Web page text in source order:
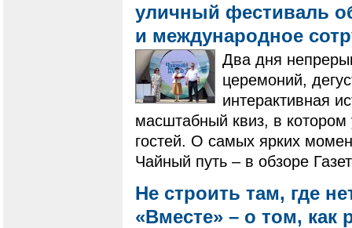
уличный фестиваль
и международное
Два дня
церемоний,
интерактивная
масштабный квиз, в
гостей. О самых ярких
Чайный путь – в обзоре
Не строить там, где
«Вместе» – о том, как